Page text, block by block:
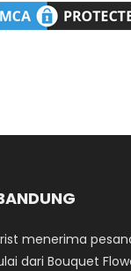
menerima
dari Bouquet